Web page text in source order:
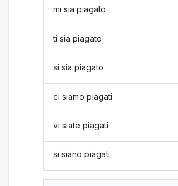
mi sia piagato
ti sia piagato
si sia piagato
ci siamo piagati
vi siate piagati
si siano piagati